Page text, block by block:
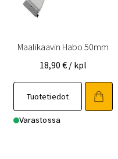
Maalikaavin Habo 50mm
18,90 € / kpl
Tuotetiedot
Varastossa